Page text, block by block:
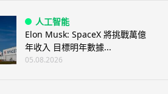
人工智能
Elon Musk: SpaceX 將挑戰萬億
年收入 目標明年數據...
05.08.2026